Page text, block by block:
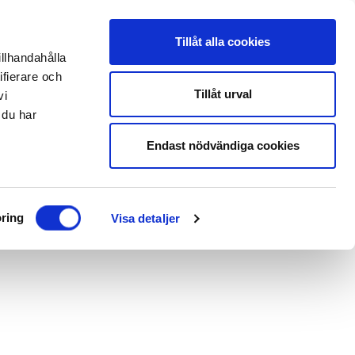
och
har
Visa detaljer
Tillåt alla cookies
Tillåt urval
Endast nödvändiga cookies